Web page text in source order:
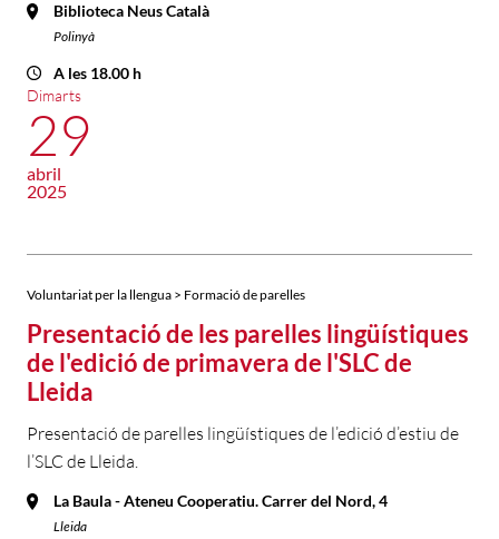
Biblioteca Neus Català
Polinyà
A les 18.00 h
Dimarts
29
abril
2025
Voluntariat per la llengua > Formació de parelles
Presentació de les parelles lingüístiques
de l'edició de primavera de l'SLC de
Lleida
Presentació de parelles lingüístiques de l’edició d’estiu de
l’SLC de Lleida.
La Baula - Ateneu Cooperatiu. Carrer del Nord, 4
Lleida